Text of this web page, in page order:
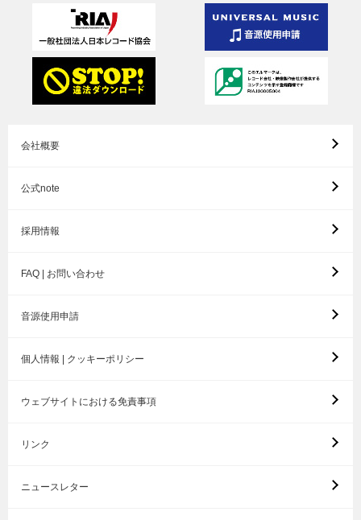
会社概要
公式note
採用情報
FAQ | お問い合わせ
音源使用申請
個人情報 | クッキーポリシー
ウェブサイトにおける免責事項
リンク
ニュースレター